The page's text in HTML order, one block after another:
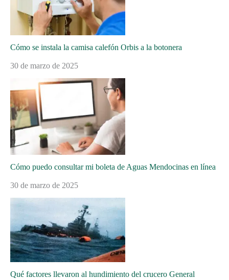
Cómo se instala la camisa calefón Orbis a la botonera
30 de marzo de 2025
Cómo puedo consultar mi boleta de Aguas Mendocinas en línea
30 de marzo de 2025
Qué factores llevaron al hundimiento del crucero General